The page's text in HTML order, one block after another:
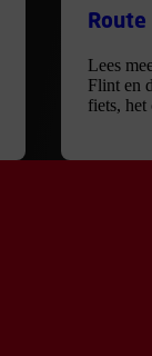
Lees
Flint en
fiets, het